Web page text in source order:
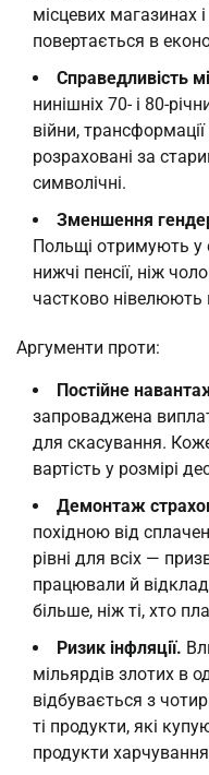
місцевих магазинах
повертається в
Справедливість
нинішніх 70- і 80-
війни, трансформації
розраховані за
символічні.
Зменшення
Польщі отримують у
нижчі пенсії, ніж
частково
Аргументи проти:
Постійне
запроваджена
для скасування.
вартість у розмірі
Демонтаж
похідною від
рівні для всіх —
працювали й
більше, ніж ті, хто
Ризик інфляції.
мільярдів злотих в
відбувається з
ті продукти, які
продукти харчування